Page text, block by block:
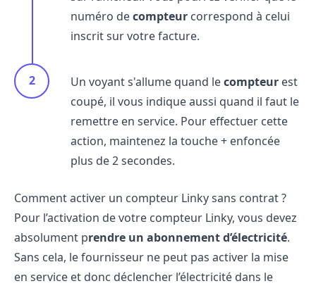
numéro decompteur correspond à celui
inscrit sur votre facture.
Un voyant s'allume quand lecompteur est
coupé, il vous indique aussi quand il faut le
remettre en service. Pour effectuer cette
action, maintenez la touche + enfoncée
plus de 2 secondes.
Comment activer un compteur Linky sans contrat ?
Pour l’activation de votre compteur Linky, vous devez
absolument prendre un abonnement d’électricité.
Sans cela, le fournisseur ne peut pas activer la mise
en service et donc déclencher l’électricité dans le